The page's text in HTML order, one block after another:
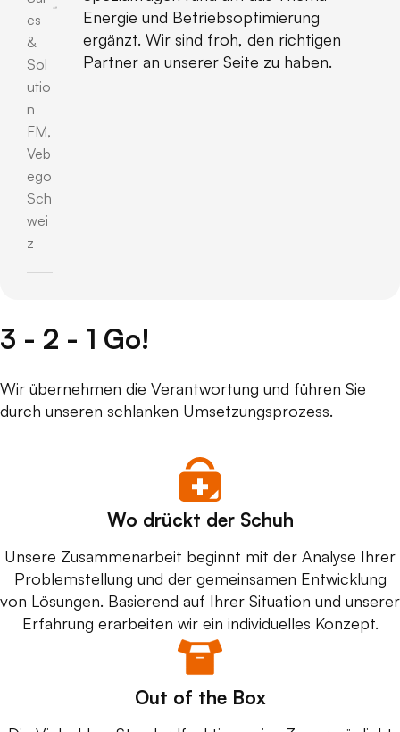
es
&
Sol
utio
n
FM,
Veb
ego
Sch
wei
z
Energie und Betriebsoptimierung
ergänzt. Wir sind froh, den richtigen
Partner an unserer Seite zu haben.
3 - 2 - 1 Go!
Wir übernehmen die Verantwortung und führen Sie
durch unseren schlanken Umsetzungsprozess.
Wo drückt der Schuh
Unsere Zusammenarbeit beginnt mit der Analyse Ihrer
Problemstellung und der gemeinsamen Entwicklung
von Lösungen. Basierend auf Ihrer Situation und unserer
Erfahrung erarbeiten wir ein individuelles Konzept.
Out of the Box